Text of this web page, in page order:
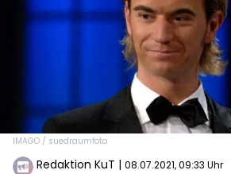
IMAGO / suedraumfoto
Redaktion KuT | 08.07.2021, 09:33 Uhr